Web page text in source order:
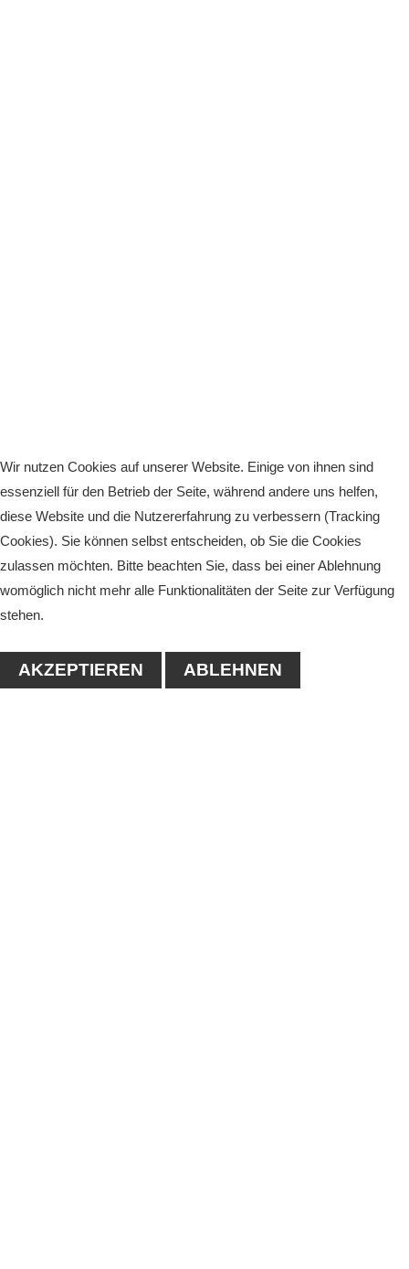
Wir nutzen Cookies auf unserer Website. Einige von ihnen sind
essenziell für den Betrieb der Seite, während andere uns helfen,
diese Website und die Nutzererfahrung zu verbessern (Tracking
Cookies). Sie können selbst entscheiden, ob Sie die Cookies
zulassen möchten. Bitte beachten Sie, dass bei einer Ablehnung
womöglich nicht mehr alle Funktionalitäten der Seite zur Verfügung
stehen.
AKZEPTIEREN ABLEHNEN